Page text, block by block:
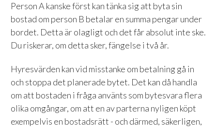
Person A kanske först kan tänka sig att byta sin
bostad om person B betalar en summa pengar under
bordet. Detta är olagligt och det får absolut inte ske.
Du riskerar, om detta sker, fängelse i två år.
Hyresvärden kan vid misstanke om betalning gå in
och stoppa det planerade bytet. Det kan då handla
om att bostaden i fråga använts som bytesvara flera
olika omgångar, om att en av parterna nyligen köpt
exempelvis en bostadsrätt - och därmed, säkerligen,